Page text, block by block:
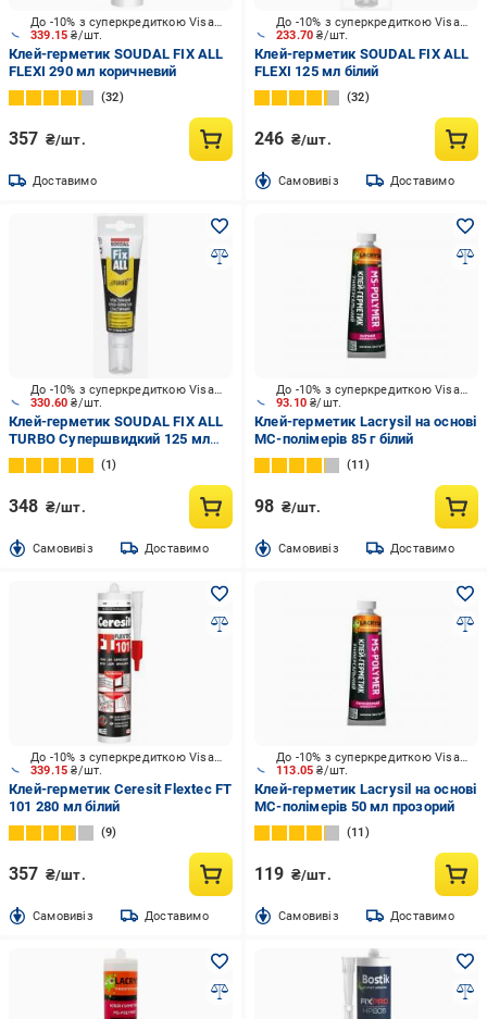
339.15₴/шт.
До -10% з суперкредиткою Visa Вигода
Клей-герметик SOUDAL FIX ALL
FLEXI 290 мл коричневий
32
357 ₴/шт.
Доставимо
233.70₴/шт.
До -10% з суперкредиткою Visa Вигода
Клей-герметик SOUDAL FIX ALL
FLEXI 125 мл білий
32
246 ₴/шт.
Cамовивіз Доставимо
330.60₴/шт.
До -10% з суперкредиткою Visa Вигода
Клей-герметик SOUDAL FIX ALL
TURBO Супершвидкий 125 мл
білий
1
348 ₴/шт.
Cамовивіз Доставимо
93.10₴/шт.
До -10% з суперкредиткою Visa Вигода
Клей-герметик Lacrysil на основі
МС-полімерів 85 г білий
11
98 ₴/шт.
Cамовивіз Доставимо
339.15₴/шт.
До -10% з суперкредиткою Visa Вигода
Клей-герметик Ceresit Flextec FT
101 280 мл білий
9
357 ₴/шт.
Cамовивіз Доставимо
113.05₴/шт.
До -10% з суперкредиткою Visa Вигода
Клей-герметик Lacrysil на основі
МС-полімерів 50 мл прозорий
11
119 ₴/шт.
Cамовивіз Доставимо